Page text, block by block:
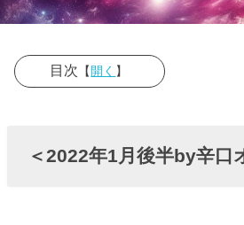
目次 【開く 】
ネエ＞
＜2022年1月後半by辛口